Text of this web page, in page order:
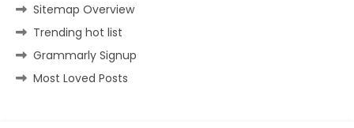
Sitemap Overview
Trending hot list
Grammarly Signup
Most Loved Posts